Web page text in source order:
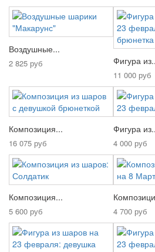
Воздушные...
2 825 руб Фигура
11 000 руб
Композиция...
16 075 руб
Фигура
4 000 руб
Композиция...
5 600 руб 4 700 руб